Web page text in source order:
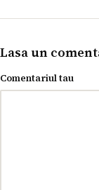
Lasa un
Comentariul tau